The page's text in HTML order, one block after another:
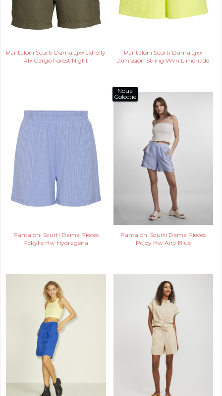
Pantaloni Scurti Dama Jjxx Jxholly
Rlx Cargo Forest Night
Pantaloni Scurti Dama Jjxx
Jxmission String Wvn Limenade
Pantaloni Scurti Dama Pieces
Pckylie Hw Hydragena
Noua
Colectie
Pantaloni Scurti Dama Pieces
Pcjoy Hw Airy Blue